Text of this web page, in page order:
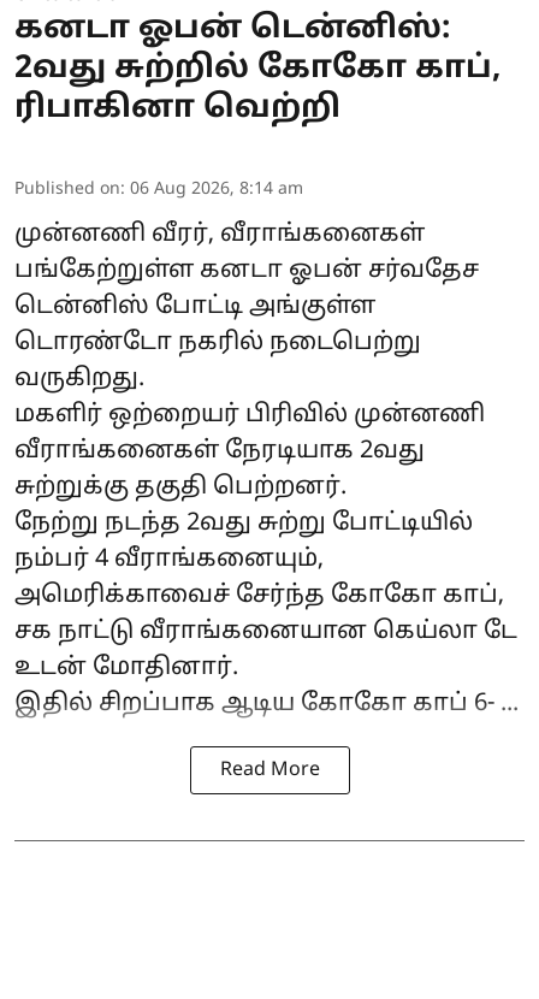
கனடா ஓபன் டென்னிஸ்:
2வது சுற்றில் கோகோ காப்,
ரிபாகினா வெற்றி
Published on: 06 Aug 2026, 8:14 am
முன்னணி வீரர், வீராங்கனைகள்
பங்கேற்றுள்ள கனடா ஓபன் சர்வதேச
டென்னிஸ் போட்டி அங்குள்ள
டொரண்டோ நகரில் நடைபெற்று
வருகிறது.
மகளிர் ஒற்றையர் பிரிவில் முன்னணி
வீராங்கனைகள் நேரடியாக 2வது
சுற்றுக்கு தகுதி பெற்றனர்.
நேற்று நடந்த 2வது சுற்று போட்டியில்
நம்பர் 4 வீராங்கனையும்,
அமெரிக்காவைச் சேர்ந்த கோகோ காப்,
சக நாட்டு வீராங்கனையான கெய்லா டே
உடன் மோதினார்.
இதில் சிறப்பாக ஆடிய கோகோ காப் 6- ...
Read More